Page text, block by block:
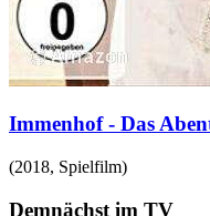
Immenhof - Das
(2018, Spielfilm)
Demnächst im TV